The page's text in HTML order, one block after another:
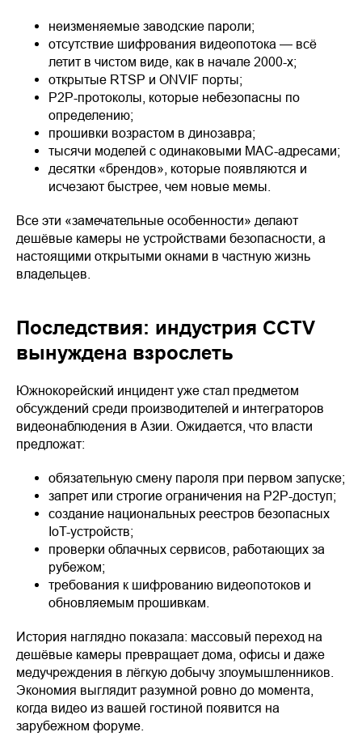
неизменяемые заводские пароли;
отсутствие шифрования видеопотока — всё
летит в чистом виде, как в начале 2000-х;
открытые RTSP и ONVIF порты;
P2P-протоколы, которые небезопасны по
определению;
прошивки возрастом в динозавра;
тысячи моделей с одинаковыми MAC-адресами;
десятки «брендов», которые появляются и
исчезают быстрее, чем новые мемы.
Все эти «замечательные особенности» делают
дешёвые камеры не устройствами безопасности, а
настоящими открытыми окнами в частную жизнь
владельцев.
Последствия: индустрия CCTV
вынуждена взрослеть
Южнокорейский инцидент уже стал предметом
обсуждений среди производителей и интеграторов
видеонаблюдения в Азии. Ожидается, что власти
предложат:
обязательную смену пароля при первом запуске;
запрет или строгие ограничения на P2P-доступ;
создание национальных реестров безопасных
IoT-устройств;
проверки облачных сервисов, работающих за
рубежом;
требования к шифрованию видеопотоков и
обновляемым прошивкам.
История наглядно показала: массовый переход на
дешёвые камеры превращает дома, офисы и даже
медучреждения в лёгкую добычу злоумышленников.
Экономия выглядит разумной ровно до момента,
когда видео из вашей гостиной появится на
зарубежном форуме.